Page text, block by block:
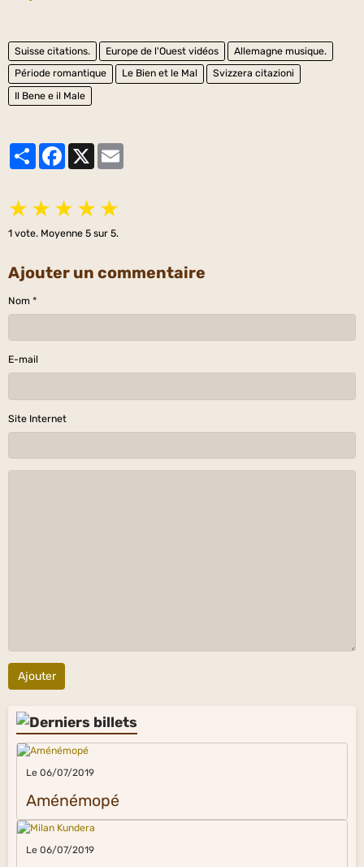
Suisse citations. Europe de l'Ouest vidéos
Allemagne musique.
Période romantique
Le Bien et le Mal
Svizzera citazioni
Il Bene e il Male
PartagerFacebook
★ ★ ★ ★ ★
1 vote. Moyenne 5 sur 5.
Ajouter un commentaire
Nom
E-mail
Site Internet
Ajouter
Le 06/07/2019
Aménémopé
Le 06/07/2019